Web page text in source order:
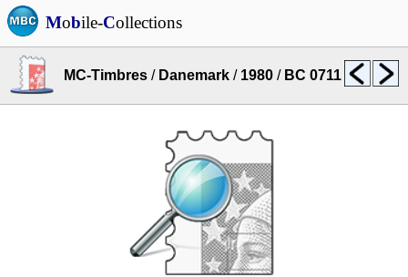
Mobile-Collections
MC-Timbres / Danemark / 1980 / BC 0711